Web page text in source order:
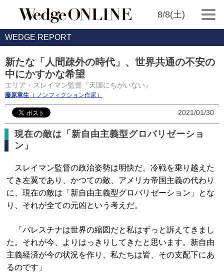
8/8(土)
WEDGE REPORT
新たな「人間疎外の時代」、世界共通の不安の
中にかすかな希望
エリア・スレイマン監督『天国にちがいない』
藤原章生 （ ノンフィクション作家）
2021/01/30
現在の敵は「新自由主義型グロバリゼーショ
ン」
スレイマン監督の政治姿勢は明快だ。冷戦を乗り越えた
てき左翼であり、かつての敵、アメリカ帝国主義の代わり
に、現在の敵は「新自由主義型グロバリゼーション」とな
り、それが全ての元凶という考えだ。
「パレスチナは世界の縮図だと私はずっと訴えてきまし
た。それが今、よりはっきりしてきたと思います。新自由
主義経済が今の状況を作り、私たちは皆、その支配下にあ
るのです」